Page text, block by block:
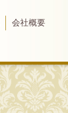
会社概要